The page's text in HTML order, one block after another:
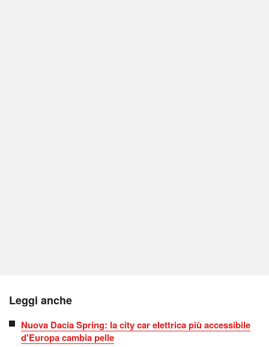
Leggi anche
Nuova Dacia Spring: la city car elettrica più accessibile
d'Europa cambia pelle